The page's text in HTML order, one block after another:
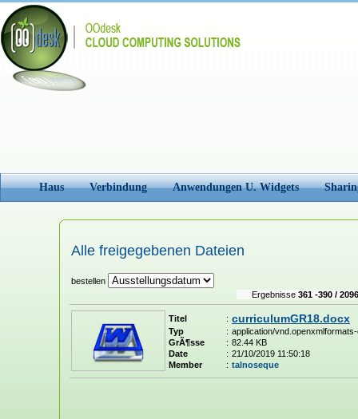
Haus Verbindung Anwendungen U. Widgets
Alle freigegebenen Dateien
bestellen
Ergebnisse 361 -390 /
Titel : curriculumGR18.docx
Typ : application/
GrÃ¶sse
: 82.44 KB
Date
: 21/10/2019 11:50:18
Member
: talnoseque